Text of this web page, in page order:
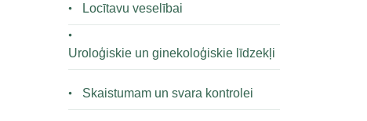
Locītavu veselībai
Uroloģiskie un ginekoloģiskie līdzekļi
Skaistumam un svara kontrolei